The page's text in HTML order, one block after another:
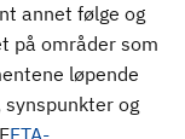
annet følge og
på områder som
løpende
og
FTA-